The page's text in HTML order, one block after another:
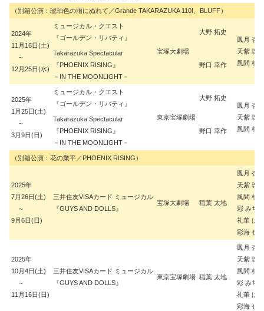
（別箱公演：琥珀色の雨にぬれて／Grande TAKARAZUKA 110!、BLUFF）
2024年
11月16日(土)
～
12月25日(水)
ミュージカル・クエスト
『ゴールデン・リバティ』
宝塚大劇場
大野 拓史
鳳月 杏
天紫 珠李
風間 柚乃
Takarazuka Spectacular
『PHOENIX RISING』
－IN THE MOONLIGHT－
野口 幸作
2025年
1月25日(土)
～
3月9日(日)
ミュージカル・クエスト
『ゴールデン・リバティ』
東京宝塚劇場
大野 拓史
鳳月 杏
天紫 珠李
風間 柚乃
Takarazuka Spectacular
『PHOENIX RISING』
－IN THE MOONLIGHT－
野口 幸作
（別箱公演：花の業平／PHOENIX RISING）
2025年
7月26日(土)
～
9月6日(日)
三井住友VISAカード ミュージカル
『GUYS AND DOLLS』
宝塚大劇場 稲葉 太地
鳳月 杏
天紫 珠李
風間 柚乃
彩 みちる
礼華 はる
彩海 せら
2025年
10月4日(土)
～
11月16日(日)
三井住友VISAカード ミュージカル
『GUYS AND DOLLS』
東京宝塚劇場 稲葉 太地
鳳月 杏
天紫 珠李
風間 柚乃
彩 みちる
礼華 はる
彩海 せら